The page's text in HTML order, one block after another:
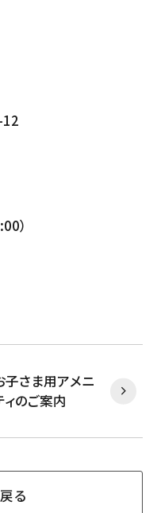
）
子さま用アメニ
ィのご案内
る